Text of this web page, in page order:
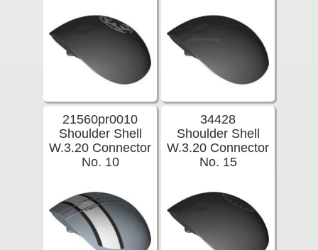
21560pr0010
Shoulder Shell
W.3.20 Connector
No. 10
34428
Shoulder Shell
W.3.20 Connector
No. 15